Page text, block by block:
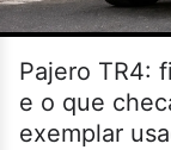
Pajero TR4:
e o que
exemplar